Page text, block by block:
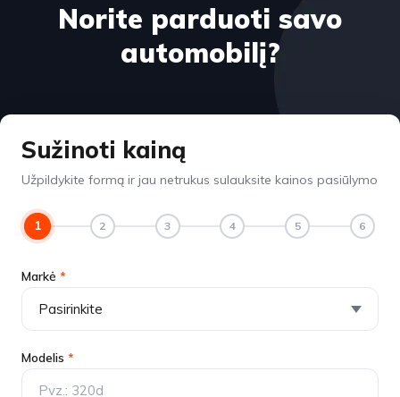
Norite parduoti savo
automobilį?
Sužinoti kainą
Užpildykite formą ir jau netrukus sulauksite kainos pasiūlymo
1 2 3 4 5 6
Markė *
Modelis *